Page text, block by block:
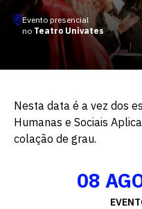
Evento presencial
no Teatro Univates
Nesta data é a vez dos
Humanas e Sociais
colação de grau.
08